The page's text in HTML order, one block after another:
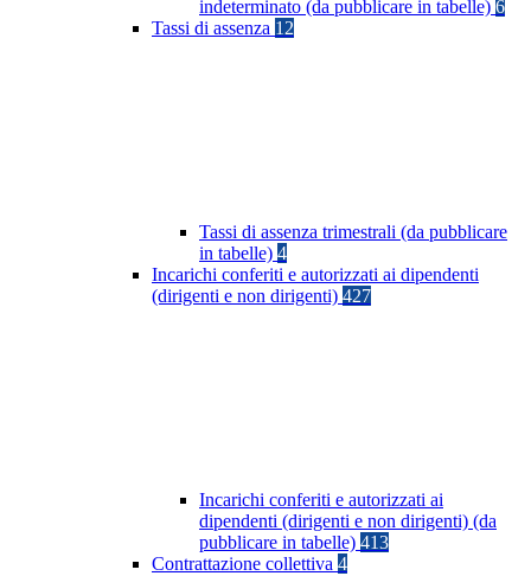
indeterminato (da pubblicare in tabelle) 6
Tassi di assenza 12
Tassi di assenza trimestrali (da pubblicare
in tabelle) 4
Incarichi conferiti e autorizzati ai dipendenti
(dirigenti e non dirigenti) 427
Incarichi conferiti e autorizzati ai
dipendenti (dirigenti e non dirigenti) (da
pubblicare in tabelle) 413
Contrattazione collettiva 4